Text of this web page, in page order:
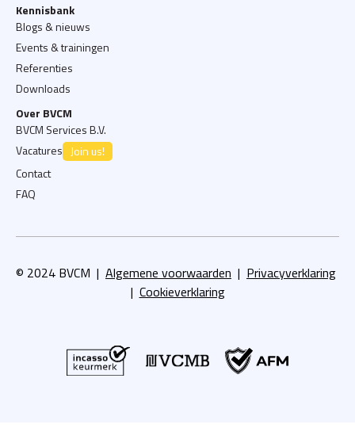
Kennisbank
Blogs & nieuws
Events & trainingen
Referenties
Downloads
Over BVCM
BVCM Services B.V.
Vacatures Join us!
Contact
FAQ
© 2024 BVCM | Algemene voorwaarden | Privacyverklaring
| Cookieverklaring